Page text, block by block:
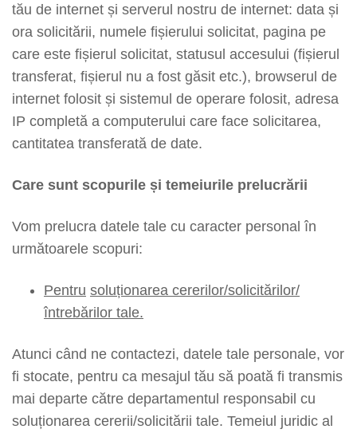
tău de internet și serverul nostru de internet: data și
ora solicitării, numele fișierului solicitat, pagina pe
care este fișierul solicitat, statusul accesului (fișierul
transferat, fișierul nu a fost găsit etc.), browserul de
internet folosit și sistemul de operare folosit, adresa
IP completă a computerului care face solicitarea,
cantitatea transferată de date.
Care sunt scopurile și temeiurile prelucrării
Vom prelucra datele tale cu caracter personal în
următoarele scopuri:
Pentru soluționarea cererilor/solicitărilor/
întrebărilor tale.
Atunci când ne contactezi, datele tale personale, vor
fi stocate, pentru ca mesajul tău să poată fi transmis
mai departe către departamentul responsabil cu
soluționarea cererii/solicitării tale. Temeiul juridic al